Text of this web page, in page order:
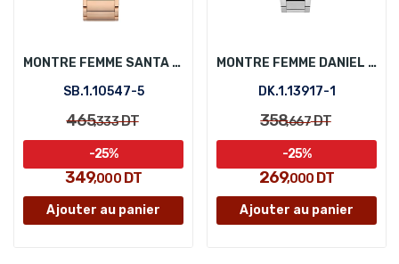
MONTRE FEMME SANTA BARBARA POLO SB.1.10547-5
SB.1.10547-5
465,333DT
349,000DT
-25%
Ajouter au panier
MONTRE FEMME DANIEL KLEIN DK.1.13917-1
DK.1.13917-1
358,667DT
269,000 DT
-25%
Ajouter au panier